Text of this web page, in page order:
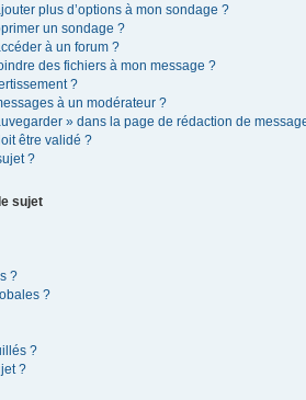
plus d’options à mon sondage ?
un sondage ?
à un forum ?
des fichiers à mon message ?
?
à un modérateur ?
» dans la page de rédaction de
être validé ?
?
sujet
?
?
?
?